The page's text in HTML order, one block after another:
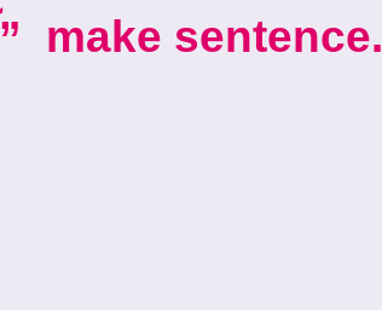
use “آیا” make sentence.